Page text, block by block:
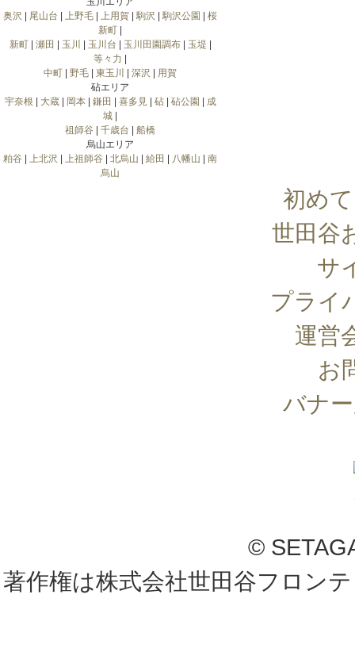
奥沢
尾山台 上野毛 上用賀 駒沢 駒沢公園
桜
新町
新町| 瀬田 玉川 玉川台 玉川田園調布| 玉堤
等々力
中町
野毛 東玉川 深沢
用賀
砧エリア
宇奈根
大蔵| 岡本| 鎌田 喜多見| 砧| 砧公園
成
城
祖師谷
千歳台
船橋
烏山エリア
粕谷
上北沢 上祖師谷 北烏山 給田 八幡山
南
烏山
初め
世田谷
サ
プライ
運営
お
バナ
©
著作権は株式会社世田谷フロン